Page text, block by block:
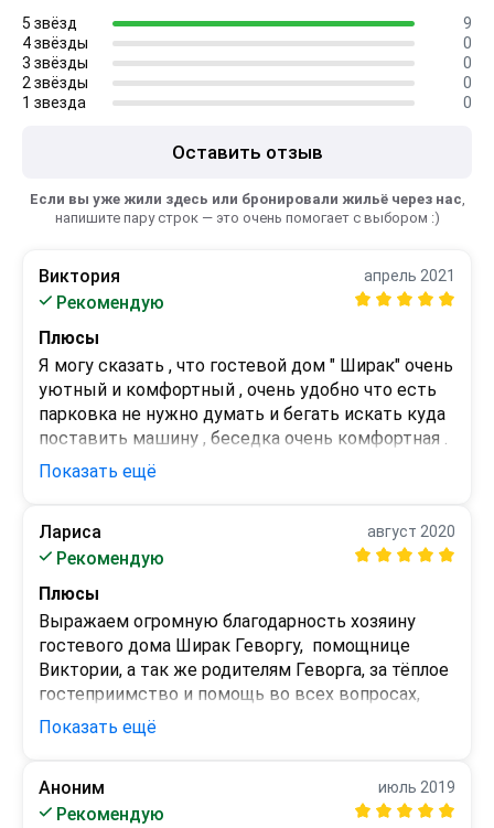
5 звёзд
9
4 звёзды
0
3 звёзды
0
2 звёзды
0
1 звезда
0
Оставить отзыв
Если вы уже жили здесь или бронировали жильё через нас,
напишите пару строк — это очень помогает с выбором :)
Виктория
Рекомендую
апрель 2021
Плюсы
Я могу сказать , что гостевой дом " Ширак" очень
уютный и комфортный , очень удобно что есть
парковка не нужно думать и бегать искать куда
поставить машину , беседка очень комфортная .
Я очень благодарна персоналу за
предоставленные услуги, мы с семьёй в полном
Минусы
Все в полне устраивает , никаких минусов .
Показать ещё
Лариса
Рекомендую
август 2020
Плюсы
Выражаем огромную благодарность хозяину
гостевого дома Ширак Геворгу,  помощнице
Виктории, а так же родителям Геворга, за тёплое
гостеприимство и помощь во всех вопросах,
возникших во время отдыха. Отдыхали в
августе 2020 года с 12 по 22 число.  Все что на
соответствует действительности.  Номер
большой, очень красивый,  все новое.  Каждый
Минусы
Показать ещё
Аноним
Рекомендую
июль 2019